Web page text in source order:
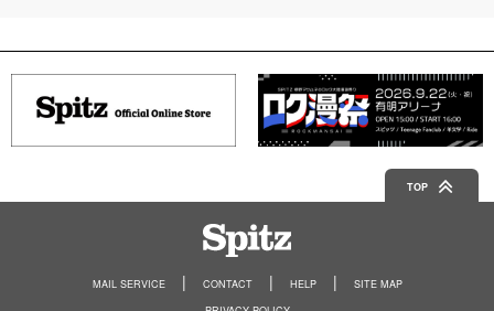
TOP
MAIL SERVICE CONTACT HELP
SITE MAP